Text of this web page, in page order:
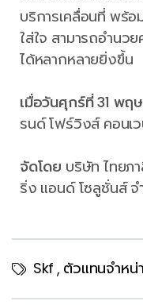
บริการเคลื่อนที่ พร้
ใส่ใจ สามารถอำนว
ได้หลากหลายยิ่งขึ้น
เมื่อวันศุกร์ที่ 31 พฤ
รนด์ โฟร์วิงส์ คอนเ
จัดโดย บริษัท ไทยภ
ริ่ง แอนด์ โซลูชั่นส์ จ
Skf , ตัวแทนจำหน่